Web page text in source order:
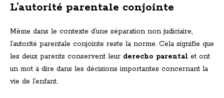
L’autorité parentale conjointe
Même dans le contexte d’une séparation non judiciaire,
l’autorité parentale conjointe reste la norme. Cela signifie que
les deux parents conservent leur derecho parental et ont
un mot à dire dans les décisions importantes concernant la
vie de l’enfant.